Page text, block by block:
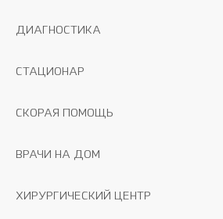
ДИАГНОСТИКА
СТАЦИОНАР
СКОРАЯ ПОМОЩЬ
ВРАЧИ НА ДОМ
ХИРУРГИЧЕСКИЙ ЦЕНТР